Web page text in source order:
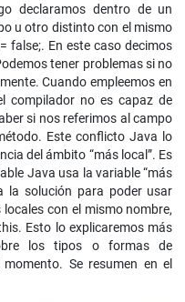
declaramos dentro de un
u otro distinto con el mismo
false;. En este caso decimos
tener problemas si no
Cuando empleemos en
compilador no es capaz de
si nos referimos al campo
Este conflicto Java lo
del ámbito “más local”. Es
Java usa la variable “más
la solución para poder usar
con el mismo nombre,
Esto lo explicaremos más
los tipos o formas de
Se resumen en el